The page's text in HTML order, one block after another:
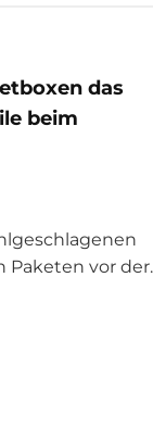
das
beim
Paketen vor der